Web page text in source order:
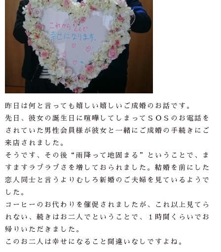
昨日は何と言っても嬉しい嬉しいご成婚のお話です。
先日、彼女の誕生日に喧嘩してしまってＳＯＳのお電話を
されていた男性会員様が彼女と一緒にご成婚の手続きにご
来店されました。
そうです、その後“雨降って地固まる”ということで、ま
すますラブラブさを増しておられました。結婚を前にした
恋人同士と言うよりむしろ新婚のご夫婦を見ているようで
した。
コーヒーのお代わりを催促されましたが、これ以上見てら
れない、続きはお二人でということで、１時間くらいでお
帰りいただきました。
このお二人は幸せになること間違いなしですよね。